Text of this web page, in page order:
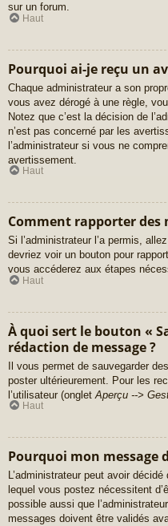
sur un forum.
Haut
Pourquoi ai-je reçu un
Chaque administrateur a son
vous avez dérogé à une règle,
Notez que c’est la décision de
n’est pas concerné par les
l’administrateur si vous ne
avertissement.
Haut
Comment rapporter des
Si l’administrateur l’a permis,
devriez voir un bouton pour
vous accéderez aux étapes
Haut
À quoi sert le bouton «
rédaction de message ?
Il vous permet de sauvegarder
poster ultérieurement. Pour les
l’utilisateur (onglet Aperçu -->
Haut
Pourquoi mon message
L’administrateur peut avoir
lequel vous postez nécessitent
possible aussi que
messages doivent être validés